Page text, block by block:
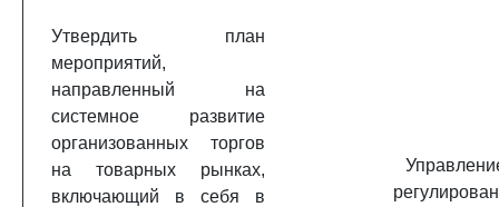
Утвердить план
мероприятий,
направленный на
системное развитие
организованных торгов
на товарных рынках,
включающий в себя в